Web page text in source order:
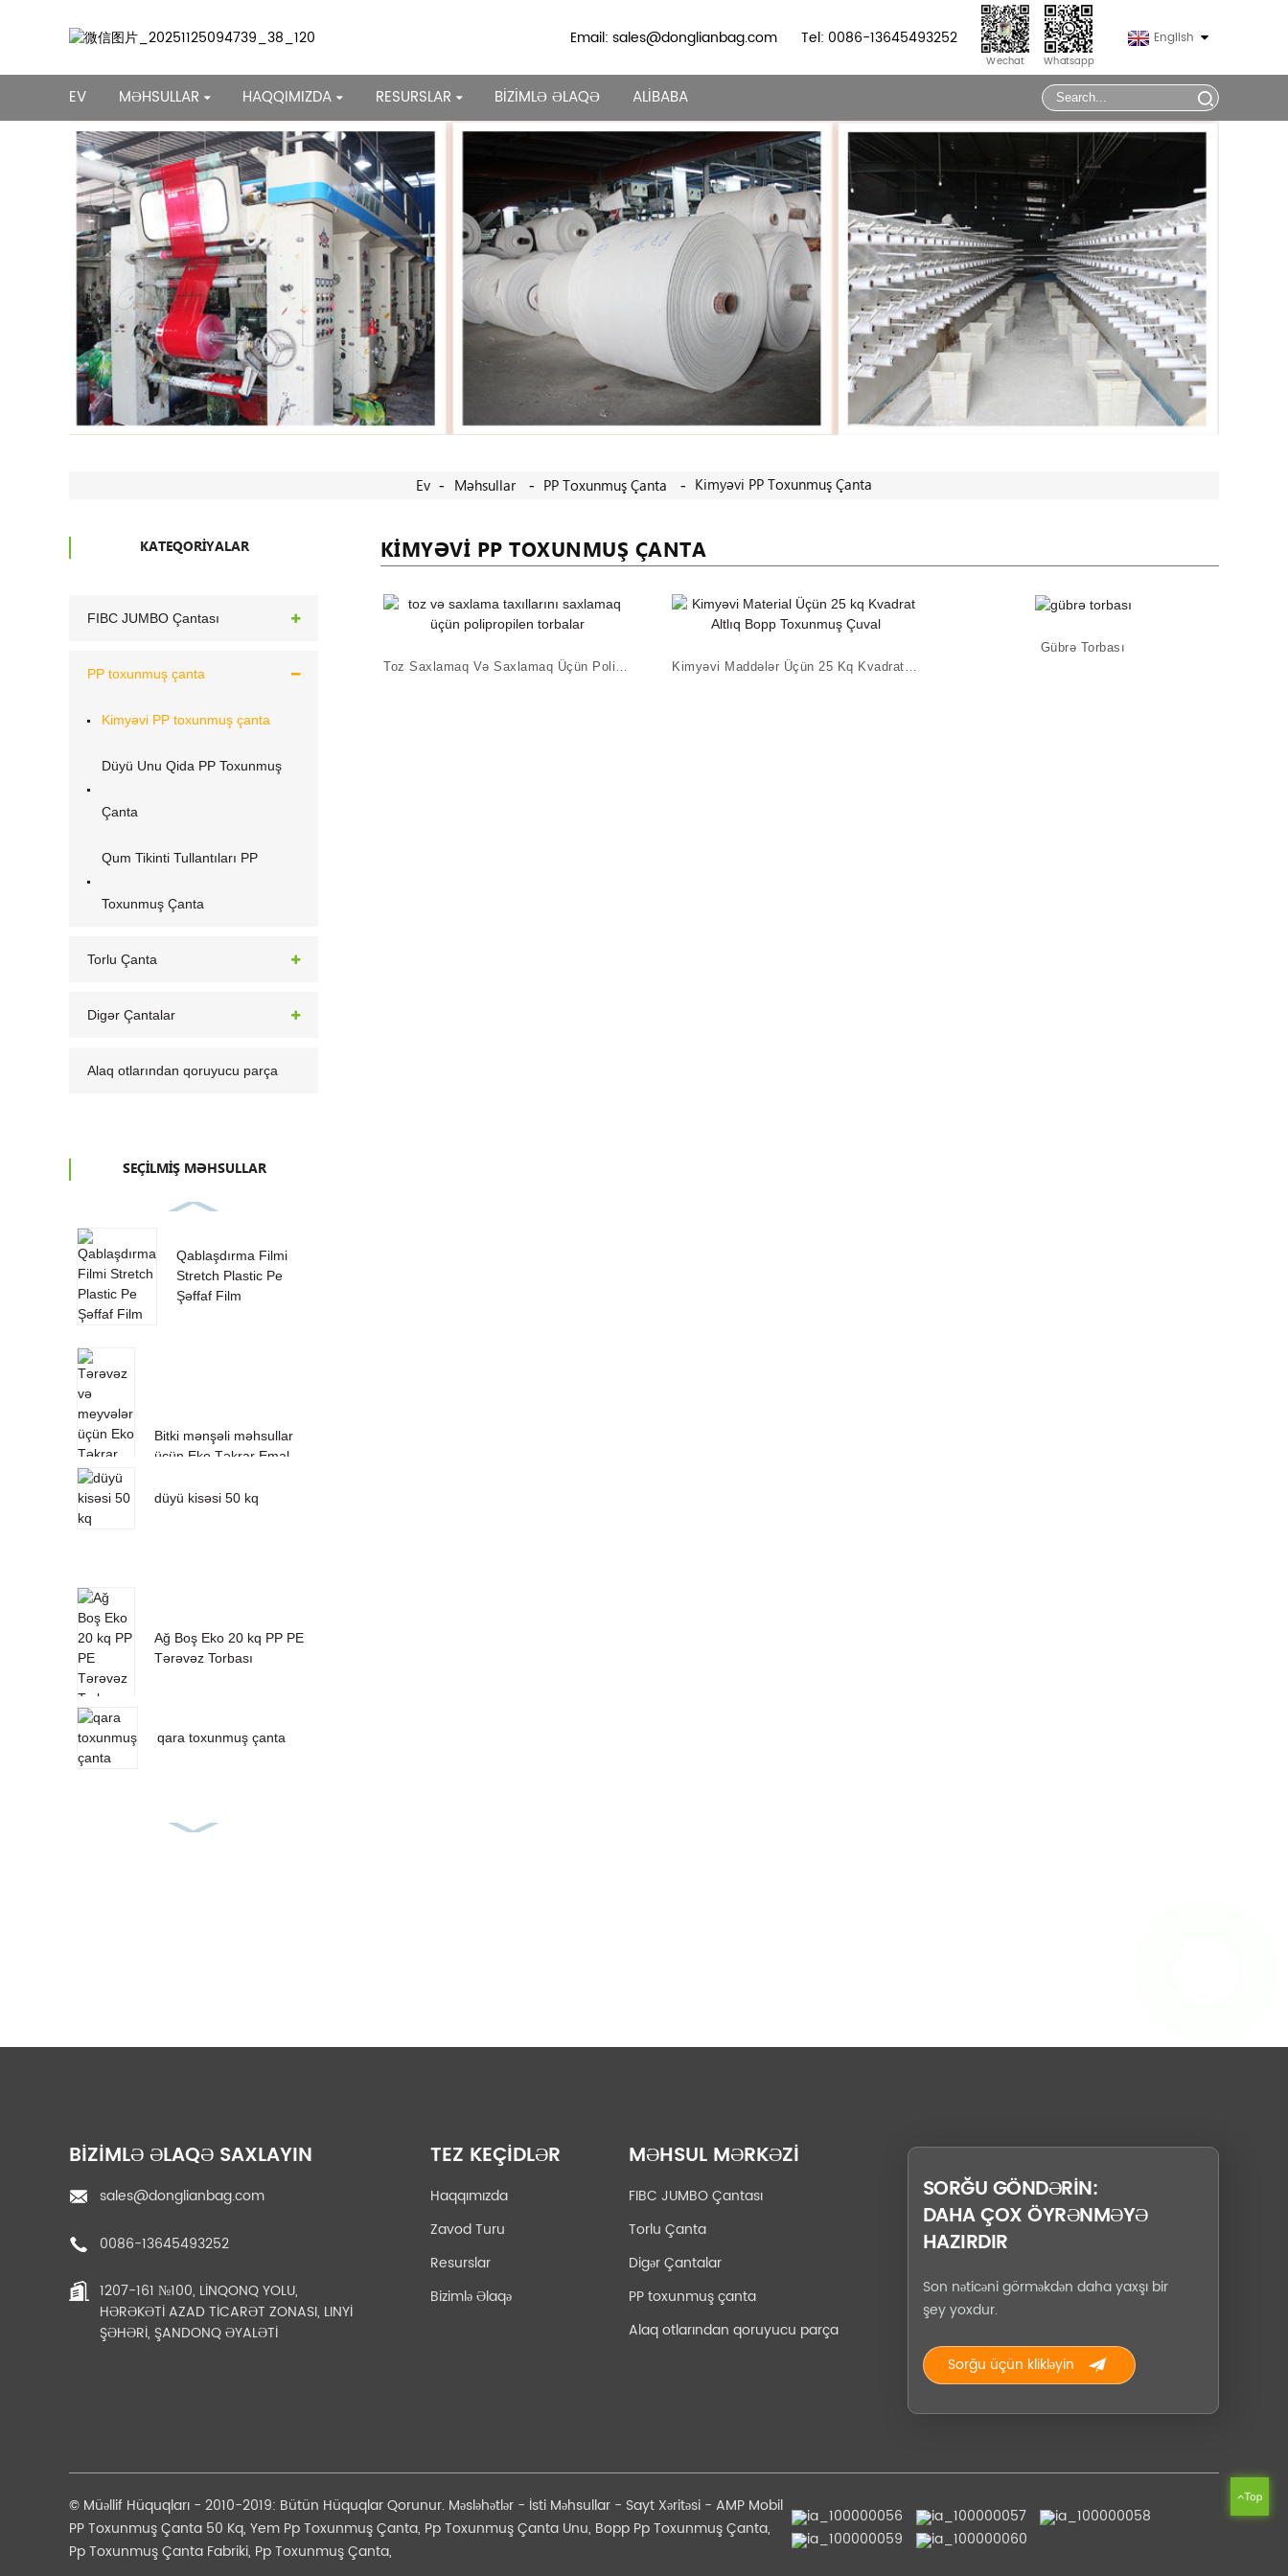
Email: sales@donglianbag.com Tel: 0086-13645493252
Wechat Whatsapp
English
EV MƏHSULLAR HAQQIMIZDA RESURSLAR BIZIMLƏ ƏLAQƏ ALIBABA
Ev Məhsullar PP Toxunmuş Çanta Kimyəvi PP Toxunmuş Çanta
KATEQORIYALAR
FIBC JUMBO Çantası
PP toxunmuş çanta
Kimyəvi PP toxunmuş çanta
Düyü Unu Qida PP Toxunmuş
Çanta
Qum Tikinti Tullantıları PP
Toxunmuş Çanta
Torlu Çanta
Digər Çantalar
Alaq otlarından qoruyucu parça
SEÇILMIŞ MƏHSULLAR
Qablaşdırma Filmi
Stretch Plastic Pe
Şəffaf Film
Bitki mənşəli məhsullar
üçün Eko Təkrar Emal
RPET Torba...
düyü kisəsi 50 kq
Ağ Boş Eko 20 kq PP PE
Tərəvəz Torbası
qara toxunmuş çanta
Shandong İstehsalçı
Kitabı Böyük Tutumlu U
panel 10 ...
Sement üyütmək üçün
ağ bir tonluq
polipropilen torbalar
toplu ...
KIMYƏVI PP TOXUNMUŞ ÇANTA
Gübrə Torbası
BIZIMLƏ ƏLAQƏ SAXLAYIN
sales@donglianbag.com
0086-13645493252
1207-161 №100, LİNQONQ YOLU,
HƏRƏKƏTİ AZAD TİCARƏT ZONASI, LINYİ
ŞƏHƏRİ, ŞANDONQ ƏYALƏTİ
TEZ KEÇIDLƏR
Haqqımızda
Zavod Turu
Resurslar
Bizimlə Əlaqə
MƏHSUL MƏRKƏZI
FIBC JUMBO Çantası
Torlu Çanta
Digər Çantalar
PP toxunmuş çanta
Alaq otlarından qoruyucu parça
SORĞU GÖNDƏRIN:
DAHA ÇOX ÖYRƏNMƏYƏ
HAZIRDIR
Son nəticəni görməkdən daha yaxşı bir
şey yoxdur.
Sorğu üçün klikləyin
© Müəllif Hüquqları - 2010-2019: Bütün Hüquqlar Qorunur. Məsləhətlər - İsti Məhsullar - Sayt Xəritəsi - AMP Mobil
PP Toxunmuş Çanta 50 Kq, Yem Pp Toxunmuş Çanta, Pp Toxunmuş Çanta Unu, Bopp Pp Toxunmuş Çanta,
Pp Toxunmuş Çanta Fabriki, Pp Toxunmuş Çanta,
Top